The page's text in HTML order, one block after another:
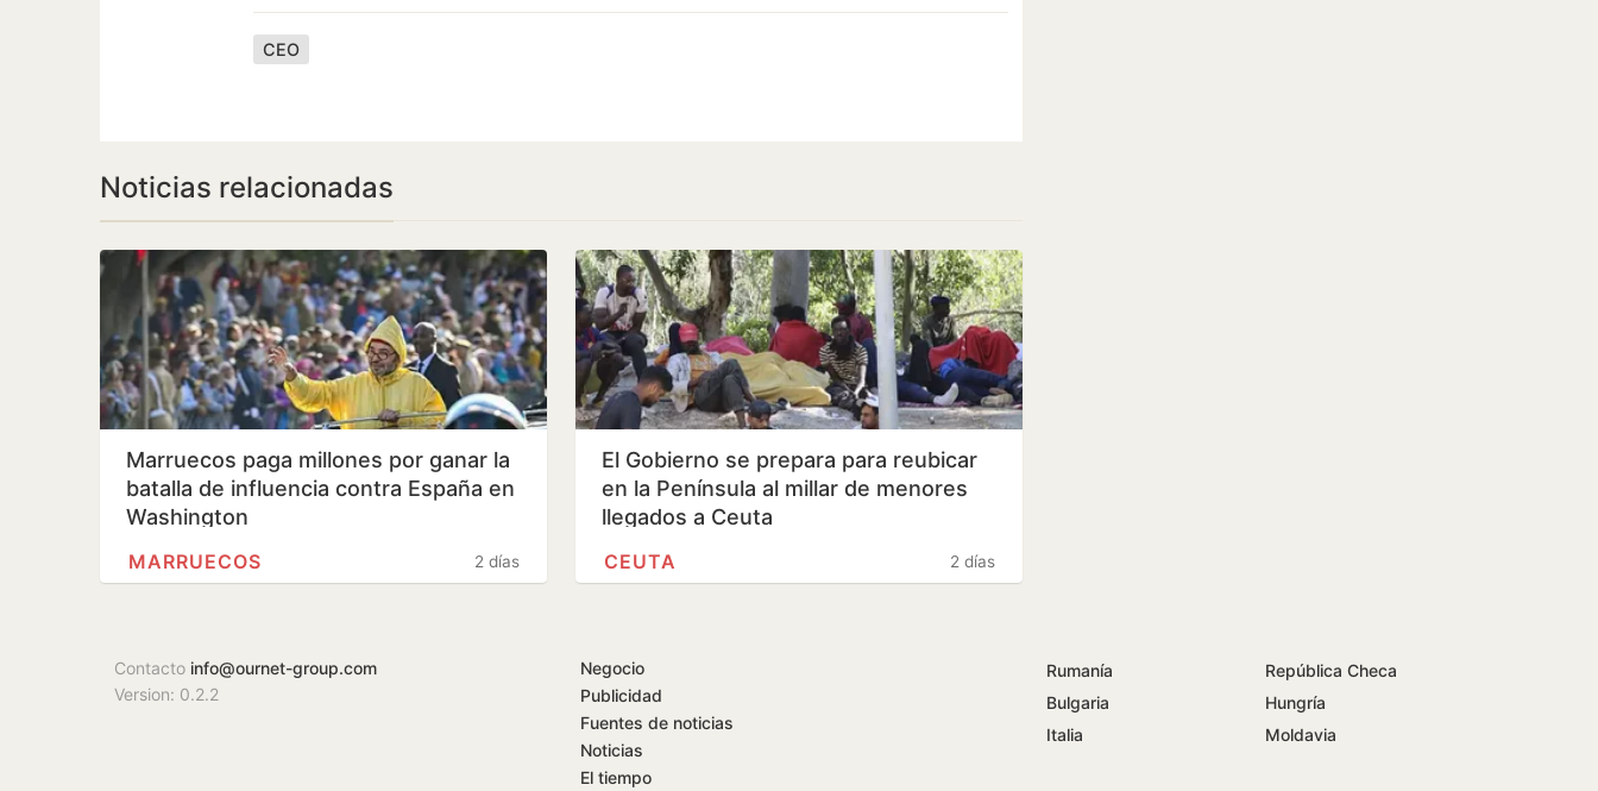
CEO
Noticias relacionadas
Marruecos paga millones por ganar la
batalla de influencia contra España en
Washington
2 días
MARRUECOS
El Gobierno se prepara para reubicar
en la Península al millar de menores
llegados a Ceuta
2 días
CEUTA
Contacto info@ournet-group.com
Version: 0.2.2
Negocio
Publicidad
Fuentes de noticias
Noticias
El tiempo
Rumanía
República Checa
Bulgaria
Hungría
Italia
Moldavia